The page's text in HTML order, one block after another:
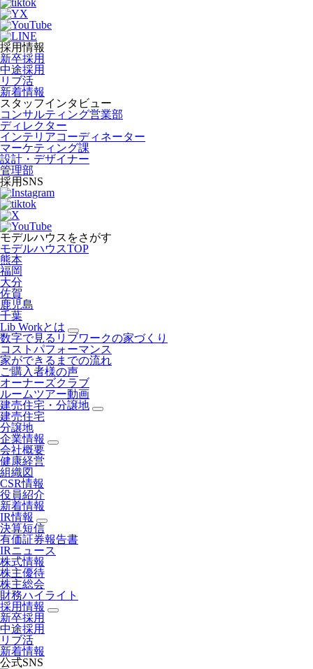
採用情報
新卒採用
中途採用
リブ活
新着情報
スタッフインタビュー
コンサルティング営業部
ディレクター
インテリアコーディネーター
マーケティング課
設計・デザイナー
管理部
採用SNS
モデルハウスをさがす
モデルハウスTOP
熊本
福岡
大分
佐賀
鹿児島
千葉
Lib Workとは
数字で見るリブワークの家づくり
コストパフォーマンス
家ができるまでの流れ
ご購入者様の声
オーナーズクラブ
ルームツアー動画
建売住宅・分譲地
建売住宅
分譲地
企業情報
会社概要
健康経営
組織図
CSR情報
役員紹介
新着情報
IR情報
決算短信
有価証券報告書
IRニュース
株式情報
株主優待
株主総会
財務ハイライト
採用情報
新卒採用
中途採用
リブ活
新着情報
公式SNS